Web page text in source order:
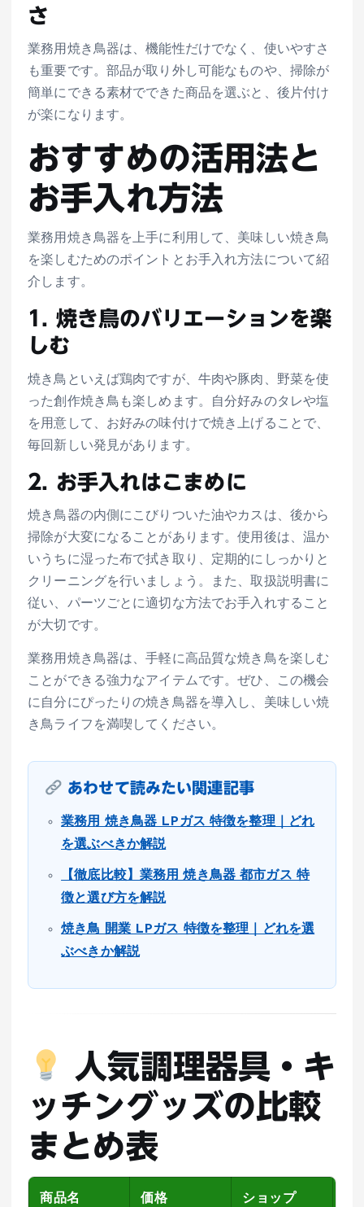
さ
業務用焼き鳥器は、機能性だけでなく、使いやすさ
も重要です。部品が取り外し可能なものや、掃除が
簡単にできる素材でできた商品を選ぶと、後片付け
が楽になります。
おすすめの活用法と
お手入れ方法
業務用焼き鳥器を上手に利用して、美味しい焼き鳥
を楽しむためのポイントとお手入れ方法について紹
介します。
1. 焼き鳥のバリエーションを楽
しむ
焼き鳥といえば鶏肉ですが、牛肉や豚肉、野菜を使
った創作焼き鳥も楽しめます。自分好みのタレや塩
を用意して、お好みの味付けで焼き上げることで、
毎回新しい発見があります。
2. お手入れはこまめに
焼き鳥器の内側にこびりついた油やカスは、後から
掃除が大変になることがあります。使用後は、温か
いうちに湿った布で拭き取り、定期的にしっかりと
クリーニングを行いましょう。また、取扱説明書に
従い、パーツごとに適切な方法でお手入れすること
が大切です。
業務用焼き鳥器は、手軽に高品質な焼き鳥を楽しむ
ことができる強力なアイテムです。ぜひ、この機会
に自分にぴったりの焼き鳥器を導入し、美味しい焼
き鳥ライフを満喫してください。
あわせて読みたい関連記事
業務用 焼き鳥器 LPガス 特徴を整理｜どれ
を選ぶべきか解説
【徹底比較】業務用 焼き鳥器 都市ガス 特
徴と選び方を解説
焼き鳥 開業 LPガス 特徴を整理｜どれを選
ぶべきか解説
人気調理器具・キ
ッチングッズの比較
まとめ表
商品名 価格 ショップ